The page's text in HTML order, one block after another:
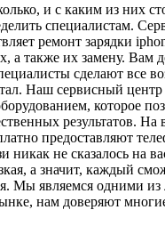
и с каким из них
специалистам.
ремонт зарядки
а также их замену. Вам
сделают все
Наш сервисный
которое
результатов. На
предоставляют
никак не сказалось на
а значит, каждый
Мы являемся одними из
нам доверяют